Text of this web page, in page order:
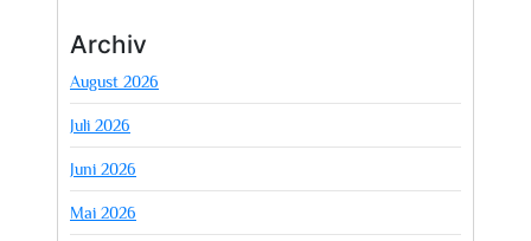
Archiv
August 2026
Juli 2026
Juni 2026
Mai 2026